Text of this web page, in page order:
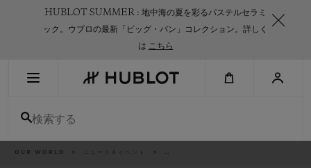
HUBLOT SUMMER : 地中海の夏を彩るパステルセラミ
ック。ウブロの最新「ビッグ・バン」コレクション。詳しく
は こちら
検索する
パOUR WORLD ニュース＆イベント ..
最近の検索はありません
新作